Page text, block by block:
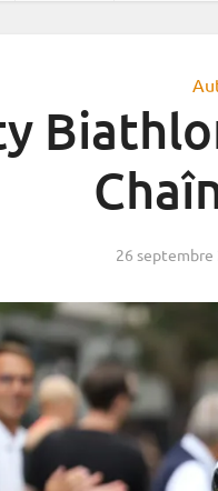
26 septembre